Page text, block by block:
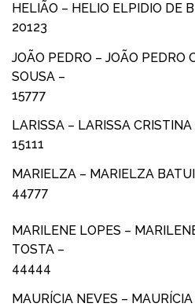
HELIÃO – HELIO ELPIDIO DE
20123
JOÃO PEDRO – JOÃO PEDRO
SOUSA –
15777
LARISSA – LARISSA
15111
MARIELZA – MARIELZA
44777
MARILENE LOPES –
TOSTA –
44444
MAURÍCIA NEVES –